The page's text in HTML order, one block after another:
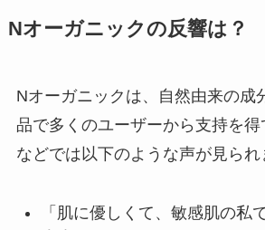
Nオーガニックの反響は？
Nオーガニックは、自然由来の成
品で多くのユーザーから支持を
などでは以下のような声が見られ
「肌に優しくて、敏感肌の私